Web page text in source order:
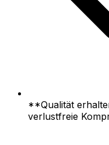
**Qualität
verlustfreie